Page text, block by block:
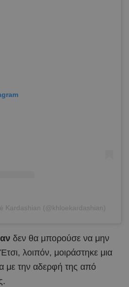
Kardashian (@khloekardashian)
δεν θα μπορούσε να μην
λοιπόν, μοιράστηκε μια
με την αδερφή της από